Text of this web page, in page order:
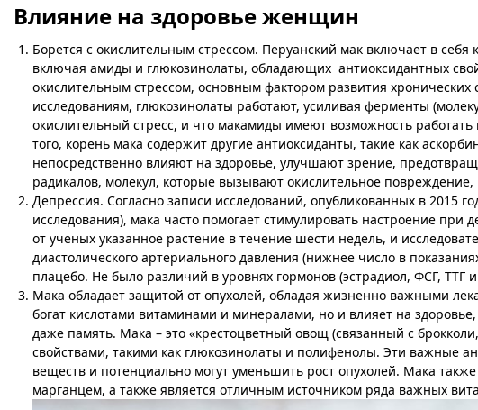
Влияние на здоровье женщин
Борется с окислительным стрессом. Перуанский мак включает в
включая амиды и глюкозинолаты, обладающих антиоксидантных
окислительным стрессом, основным фактором развития хронических
исследованиям, глюкозинолаты работают, усиливая ферменты
окислительный стресс, и что макамиды имеют возможность
того, корень мака содержит другие антиоксиданты, такие как
непосредственно влияют на здоровье, улучшают зрение,
радикалов, молекул, которые вызывают окислительное повреждение,
Депрессия. Согласно записи исследований, опубликованных в 2015
исследования), мака часто помогает стимулировать настроение
от ученых указанное растение в течение шести недель, и
диастолического артериального давления (нижнее число в
плацебо. Не было различий в уровнях гормонов (эстрадиол, ФСГ,
Мака обладает защитой от опухолей, обладая жизненно важными
богат кислотами витаминами и минералами, но и влияет на
даже память. Мака – это «крестоцветный овощ (связанный с
свойствами, такими как глюкозинолаты и полифенолы. Эти важные
веществ и потенциально могут уменьшить рост опухолей. Мака
марганцем, а также является отличным источником ряда важных